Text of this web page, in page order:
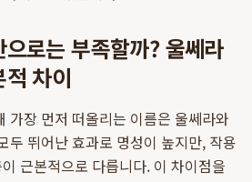
로는 부족할까? 울쎄라
차이
가장 먼저 떠올리는 이름은 울쎄라와
두 뛰어난 효과로 명성이 높지만, 작용
근본적으로 다릅니다. 이 차이점을